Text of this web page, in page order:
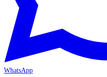
WhatsApp